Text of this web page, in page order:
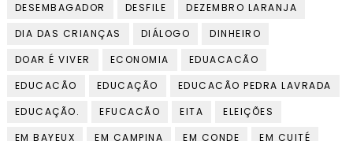
DESEMBAGADOR
DESFILE
DEZEMBRO LARANJA
DIA DAS CRIANÇAS
DIÁLOGO
DINHEIRO
DOAR É VIVER
ECONOMIA
EDUACACÃO
EDUCACÃO
EDUCAÇÃO
EDUCACÃO PEDRA LAVRADA
EDUCAÇÃO.
EFUCACÃO EITA
ELEIÇÕES
EM BAYEUX
EM CAMPINA EM CONDE
EM CUITÉ